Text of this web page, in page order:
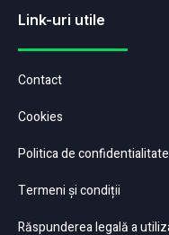
Link-uri utile
Contact
Cookies
Politica de confidentialitate
Termeni și condiții
Răspunderea legală a